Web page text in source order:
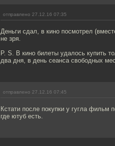
отправлено 27.12.16 07:35
Деньги сдал, в кино посмотрел
не зря.
P. S. В кино билеты удалось купить
два дня, в день сеанса свободных
отправлено 27.12.16 07:45
Кстати после покупки у гугла фильм
где ютуб есть.